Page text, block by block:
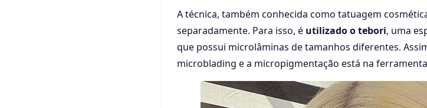
A técnica, também conhecida como tatuagem
separadamente. Para isso, é utilizado o tebori, uma
que possui microlâminas de tamanhos diferentes.
microblading e a micropigmentação está na